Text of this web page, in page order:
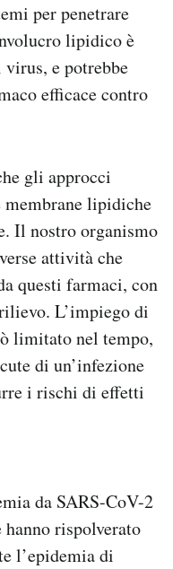
per penetrare
lipidico è
virus, e potrebbe
efficace contro
gli approcci
lipidiche
Il nostro organismo
attività che
questi farmaci, con
L’impiego di
limitato nel tempo,
di un’infezione
i rischi di effetti
da SARS-CoV-2
rispolverato
l’epidemia di